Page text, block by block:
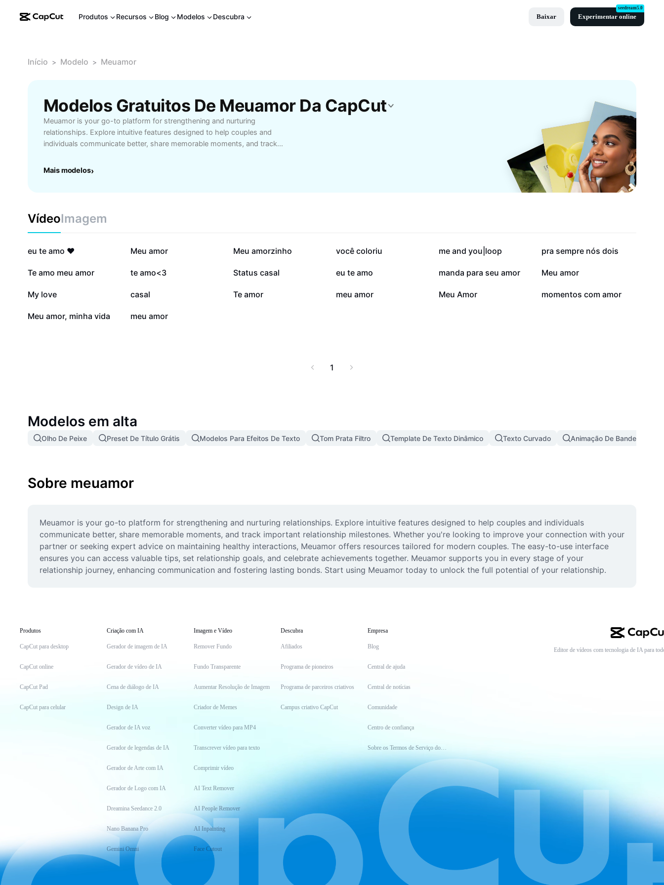
Produtos Recursos Blog Modelos Descubra Baixar Experimentar online
seedream5.0
Início > Modelo > Meuamor
Modelos Gratuitos De Meuamor Da CapCut
Meuamor is your go-to platform for strengthening and nurturing
relationships. Explore intuitive features designed to help couples and
individuals communicate better, share memorable moments, and track
connection with your partner or seeking expert advice on maintaining healthy
stage of your relationship journey, enhancing communication and fostering
lasting bonds. Start using Meuamor today to unlock the full potential of your
relationship.
Mais modelos›
VídeoImagem
659 mil
eu te amo ❤️ 361,5 mil
Meu amor 272 mil
Meu amorzinho 232,5 mil
você coloriu 223,6 mil
me and you|loop 207,9 mil
pra sempre nós dois
48,1 mil
Te amo meu amor 46,9 mil
te amo<3 42,9 mil
Status casal 39,2 mil
eu te amo 31,5 mil
manda para seu amor 25,5 mil
Meu amor
20,7 mil
My love 18,8 mil
casal 6,5 mil
Te amor 5,4 mil
meu amor 1,7 mil
Meu Amor 1 mil
momentos com amor
825
Meu amor, minha vida 69
meu amor
1
Modelos em alta
Olho De Peixe Preset De Título Grátis Modelos Para Efeitos De Texto Tom Prata Filtro Template De Texto Dinâmico Texto Curvado Animação De Bandeira
Sobre meuamor
Meuamor is your go-to platform for strengthening and nurturing relationships. Explore intuitive features designed to help couples and individuals
communicate better, share memorable moments, and track important relationship milestones. Whether you're looking to improve your connection with your
partner or seeking expert advice on maintaining healthy interactions, Meuamor offers resources tailored for modern couples. The easy-to-use interface
ensures you can access valuable tips, set relationship goals, and celebrate achievements together. Meuamor supports you in every stage of your
relationship journey, enhancing communication and fostering lasting bonds. Start using Meuamor today to unlock the full potential of your relationship.
Produtos
CapCut para desktop
CapCut online
CapCut Pad
CapCut para celular
Criação com IA
Gerador de imagem de IA
Gerador de vídeo de IA
Cena de diálogo de IA
Design de IA
Gerador de IA voz
Gerador de legendas de IA
Gerador de Arte com IA
Gerador de Logo com IA
Dreamina Seedance 2.0
Nano Banana Pro
Gemini Omni
Imagem e Vídeo
Remover Fundo
Fundo Transparente
Aumentar Resolução de Imagem
Criador de Memes
Converter vídeo para MP4
Transcrever vídeo para texto
Comprimir vídeo
AI Text Remover
AI People Remover
AI Inpainting
Face Cutout
Descubra
Afiliados
Programa de pioneiros
Programa de parceiros criativos
Campus criativo CapCut
Empresa
Blog
Central de ajuda
Central de notícias
Comunidade
Centro de confiança
Sobre os Termos de Serviço do CapCut
Editor de vídeos com tecnologia de IA para